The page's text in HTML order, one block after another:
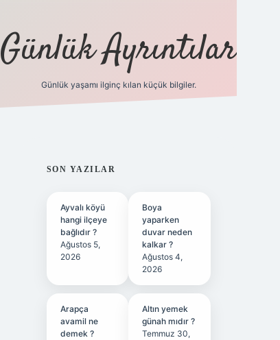
Günlük Ayrıntılar
Günlük yaşamı ilginç kılan küçük bilgiler.
SIDEBAR
SON YAZILAR
Ayvalı köyü
hangi ilçeye
bağlıdır ?
Ağustos 5,
2026
Boya
yaparken
duvar neden
kalkar ?
Ağustos 4,
2026
Arapça
avamil ne
demek ?
Altın yemek
günah mıdır ?
Temmuz 30,